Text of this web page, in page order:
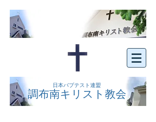
日本バプテスト連盟
調布南キリスト教会